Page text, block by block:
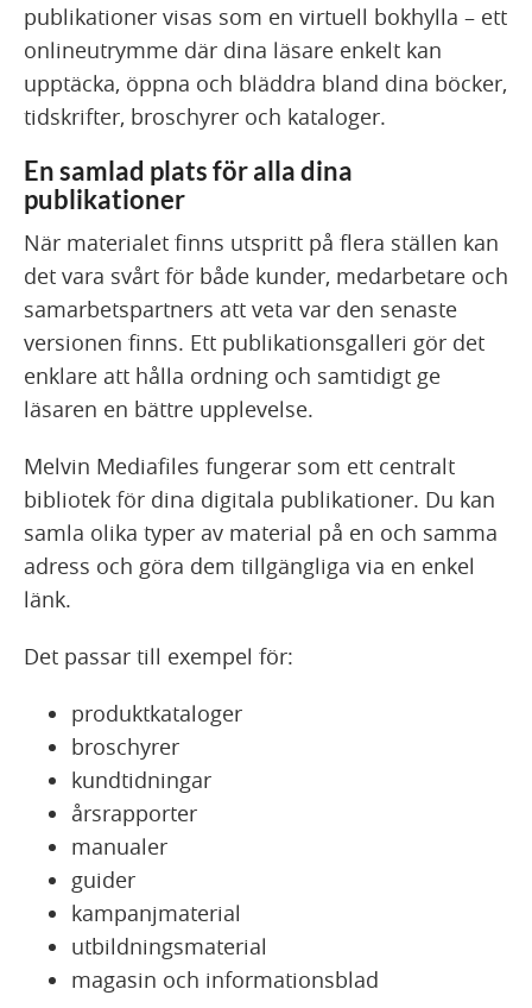
publikationer visas som en virtuell bokhylla – ett
onlineutrymme där dina läsare enkelt kan
upptäcka, öppna och bläddra bland dina böcker,
tidskrifter, broschyrer och kataloger.
En samlad plats för alla dina
publikationer
När materialet finns utspritt på flera ställen kan
det vara svårt för både kunder, medarbetare och
samarbetspartners att veta var den senaste
versionen finns. Ett publikationsgalleri gör det
enklare att hålla ordning och samtidigt ge
läsaren en bättre upplevelse.
Melvin Mediafiles fungerar som ett centralt
bibliotek för dina digitala publikationer. Du kan
samla olika typer av material på en och samma
adress och göra dem tillgängliga via en enkel
länk.
Det passar till exempel för:
produktkataloger
broschyrer
kundtidningar
årsrapporter
manualer
guider
kampanjmaterial
utbildningsmaterial
magasin och informationsblad